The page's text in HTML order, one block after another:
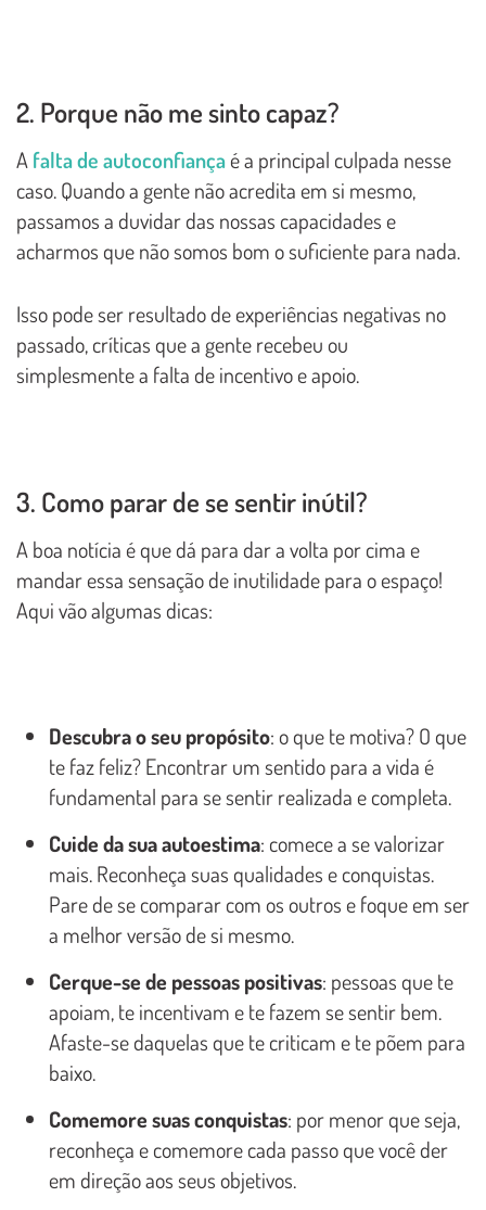
2. Porque não me sinto capaz?
A falta de autoconfiançaé a principal culpada nesse
caso. Quando a gente não acredita em si mesmo,
passamos a duvidar das nossas capacidades e
acharmos que não somos bom o suficiente para nada.
Isso pode ser resultado de experiências negativas no
passado, críticas que a gente recebeu ou
simplesmente a falta de incentivo e apoio.
3. Como parar de se sentir inútil?
A boa notícia é que dá para dar a volta por cima e
mandar essa sensação de inutilidade para o espaço!
Aqui vão algumas dicas:
Descubra o seu propósito: o que te motiva? O que
te faz feliz? Encontrar um sentido para a vida é
fundamental para se sentir realizada e completa.
Cuide da sua autoestima: comece a se valorizar
mais. Reconheça suas qualidades e conquistas.
Pare de se comparar com os outros e foque em ser
a melhor versão de si mesmo.
Cerque-se de pessoas positivas: pessoas que te
apoiam, te incentivam e te fazem se sentir bem.
Afaste-se daquelas que te criticam e te põem para
baixo.
Comemore suas conquistas: por menor que seja,
reconheça e comemore cada passo que você der
em direção aos seus objetivos.